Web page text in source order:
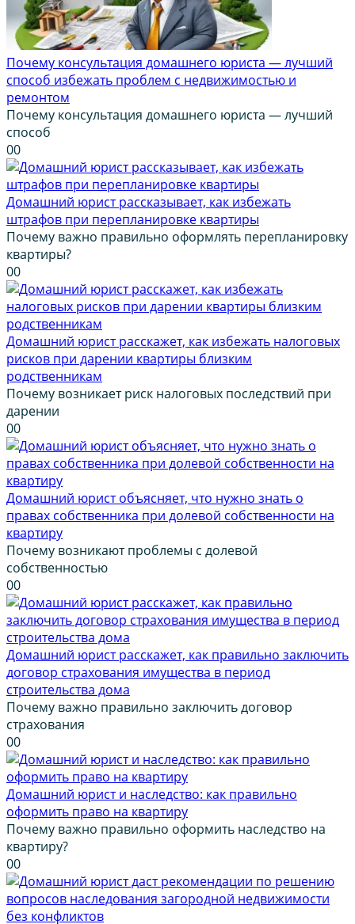
Почему консультация домашнего юриста — лучший
способ избежать проблем с недвижимостью и
ремонтом
Почему консультация домашнего юриста — лучший
способ
00
Домашний юрист рассказывает, как избежать
штрафов при перепланировке квартиры
Почему важно правильно оформлять перепланировку
квартиры?
00
Домашний юрист расскажет, как избежать налоговых
рисков при дарении квартиры близким
родственникам
Почему возникает риск налоговых последствий при
дарении
00
Домашний юрист объясняет, что нужно знать о
правах собственника при долевой собственности на
квартиру
Почему возникают проблемы с долевой
собственностью
00
Домашний юрист расскажет, как правильно заключить
договор страхования имущества в период
строительства дома
Почему важно правильно заключить договор
страхования
00
Домашний юрист и наследство: как правильно
оформить право на квартиру
Почему важно правильно оформить наследство на
квартиру?
00